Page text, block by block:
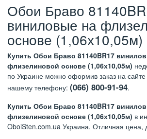
Обои Браво
виниловые на
основе (1,06х10,05м)
Купить Обои Браво 81140BR17
флизелиновой основе (1,06х10,05м)
по Украине можно оформив заказ на
нашему телефону: (066) 800-91-94.
Купить Обои Браво 81140BR17
флизелиновой основе (1,06х10,05м) в
OboiSten.com.ua Украина. Отличная цена,